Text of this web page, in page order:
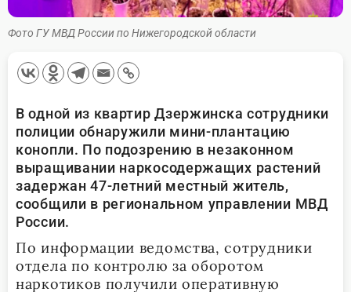
Фото ГУ МВД России по Нижегородской области
В одной из квартир Дзержинска сотрудники
полиции обнаружили мини-плантацию
конопли. По подозрению в незаконном
выращивании наркосодержащих растений
задержан 47-летний местный житель,
сообщили в региональном управлении МВД
России.
По информации ведомства, сотрудники
отдела по контролю за оборотом
наркотиков получили оперативную